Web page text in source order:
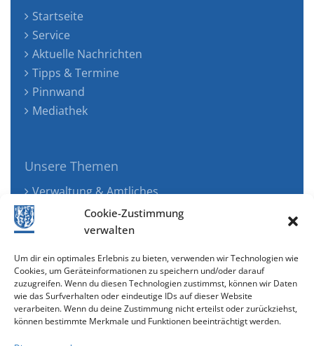
Cookie-Zustimmung
verwalten
Um dir ein optimales Erlebnis zu bieten, verwenden wir Technologien wie
Cookies, um Geräteinformationen zu speichern und/oder darauf
zuzugreifen. Wenn du diesen Technologien zustimmst, können wir Daten
wie das Surfverhalten oder eindeutige IDs auf dieser Website
verarbeiten. Wenn du deine Zustimmung nicht erteilst oder zurückziehst,
können bestimmte Merkmale und Funktionen beeinträchtigt werden.
Startseite
Service
Aktuelle Nachrichten
Tipps & Termine
Pinnwand
Mediathek
Unsere Themen
Verwaltung & Amtliches
Jugend, Familie & Gesundheit
Tourismus, Freizeit & Ökologie
Wirtschaft & Verkehr
Senioren & Inklusion